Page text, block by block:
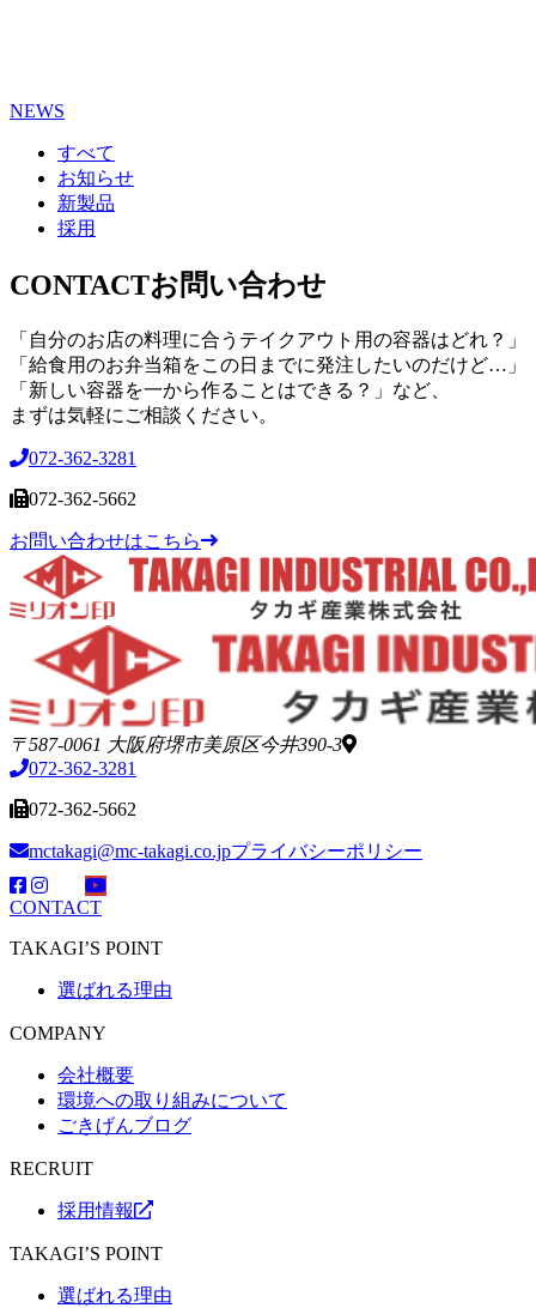
NEWS
すべて
お知らせ
新製品
採用
CONTACTお問い合わせ
「自分のお店の料理に合うテイクアウト用の容器はどれ？」
「給食用のお弁当箱をこの日までに発注したいのだけど…」
「新しい容器を一から作ることはできる？」など、
まずは気軽にご相談ください。
072-362-3281
072-362-5662
お問い合わせはこちら
〒587-0061 大阪府堺市美原区今井390-3
072-362-3281
072-362-5662
mctakagi@mc-takagi.co.jpプライバシーポリシー
CONTACT
TAKAGI’S POINT
選ばれる理由
COMPANY
会社概要
環境への取り組みについて
ごきげんブログ
RECRUIT
採用情報
TAKAGI’S POINT
選ばれる理由